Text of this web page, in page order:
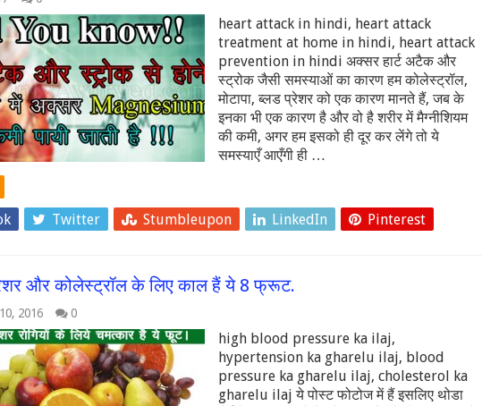
heart attack in hindi, heart attack
treatment at home in hindi, heart attack
prevention in hindi अक्सर हार्ट अटैक और
स्ट्रोक जैसी समस्याओं का कारण हम कोलेस्ट्रॉल,
मोटापा, ब्लड प्रेशर को एक कारण मानते हैं, जब के
इनका भी एक कारण है और वो है शरीर में मैग्नीशियम
की कमी, अगर हम इसको ही दूर कर लेंगे तो ये
समस्याएँ आएँगी ही …
Twitter Stumbleupon LinkedIn Pinterest
और कोलेस्ट्रॉल के लिए काल हैं ये 8 फ्रूट.
2016 0
high blood pressure ka ilaj,
hypertension ka gharelu ilaj, blood
pressure ka gharelu ilaj, cholesterol ka
gharelu ilaj ये पोस्ट फोटोज में हैं इसलिए थोडा